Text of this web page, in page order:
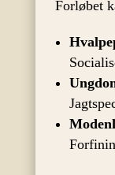
Forløbet